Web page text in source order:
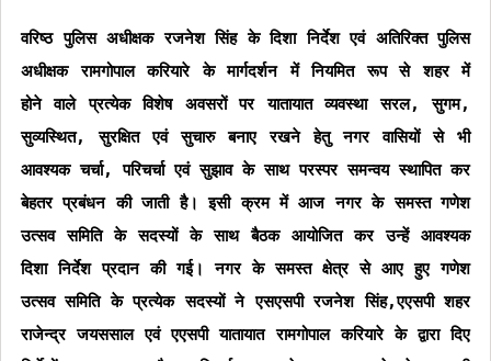
वरिष्ठ पुलिस अधीक्षक रजनेश सिंह के दिशा निर्देश एवं अतिरिक्त पुलिस
अधीक्षक रामगोपाल करियारे के मार्गदर्शन में नियमित रूप से शहर में
होने वाले प्रत्येक विशेष अवसरों पर यातायात व्यवस्था सरल, सुगम,
सुव्यस्थित, सुरक्षित एवं सुचारु बनाए रखने हेतु नगर वासियों से भी
आवश्यक चर्चा, परिचर्चा एवं सुझाव के साथ परस्पर समन्वय स्थापित कर
बेहतर प्रबंधन की जाती है। इसी क्रम में आज नगर के समस्त गणेश
उत्सव समिति के सदस्यों के साथ बैठक आयोजित कर उन्हें आवश्यक
दिशा निर्देश प्रदान की गई। नगर के समस्त क्षेत्र से आए हुए गणेश
उत्सव समिति के प्रत्येक सदस्यों ने एसएसपी रजनेश सिंह,एएसपी शहर
राजेन्द्र जयससाल एवं एएसपी यातायात रामगोपाल करियारे के द्वारा दिए